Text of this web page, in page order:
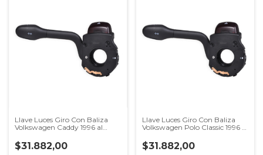
Llave Luces Giro Con Baliza
Volkswagen Caddy 1996 al
$31.882,00
Llave Luces Giro Con Baliza
Volkswagen Polo Classic 1996 al
$31.882,00